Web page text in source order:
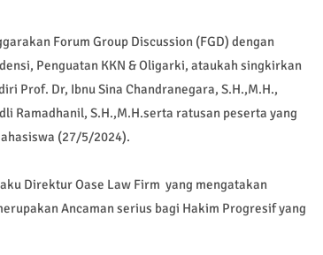
Forum Group Discussion (FGD) dengan
Penguatan KKN & Oligarki, ataukah singkirkan
Prof. Dr, Ibnu Sina Chandranegara, S.H.,M.H.,
Ramadhanil, S.H.,M.H.serta ratusan peserta yang
(27/5/2024).
Direktur Oase Law Firm yang mengatakan
Ancaman serius bagi Hakim Progresif yang